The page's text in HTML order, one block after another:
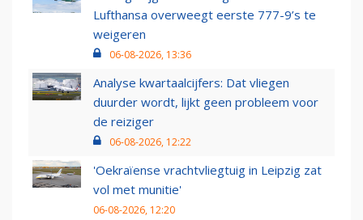
Lufthansa overweegt eerste 777-9’s te
weigeren
06-08-2026, 13:36
Analyse kwartaalcijfers: Dat vliegen
duurder wordt, lijkt geen probleem voor
de reiziger
06-08-2026, 12:22
'Oekraïense vrachtvliegtuig in Leipzig zat
vol met munitie'
06-08-2026, 12:20